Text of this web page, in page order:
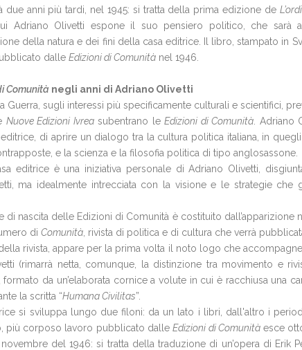
due anni più tardi, nel 1945: si tratta della prima edizione de
Adriano Olivetti espone il suo pensiero politico, che sarà
della natura e dei fini della casa editrice. Il libro, stampato in
dalle Edizioni di Comunità nel 1946.
Comunità negli anni di Adriano Olivetti
Guerra, sugli interessi più specificamente culturali e scientifici,
Nuove Edizioni Ivreasubentrano le Edizioni di Comunità . Adriano
editrice, di aprire un dialogo tra la cultura politica italiana, in
e la scienza e la filosofia politica di tipo anglosassone.
editrice è una iniziativa personale di Adriano Olivetti,
ma idealmente intrecciata con la visione e le strategie che
di nascita delle Edizioni di Comunità è costituito
di Comunità , rivista di politica e di cultura che verrà
della rivista, appare per la prima volta il noto logo che
(rimarrà netta, comunque, la distinzione tra movimento e
formato da un’elaborata cornice a volute in cui è racchiusa una
la scritta “Humana Civilitas”.
si sviluppa lungo due filoni: da un lato i libri, dall'altro i
più corposo lavoro pubblicato dalleEdizioni di Comunitàesce
del 1946: si tratta della traduzione di un’opera di Erik